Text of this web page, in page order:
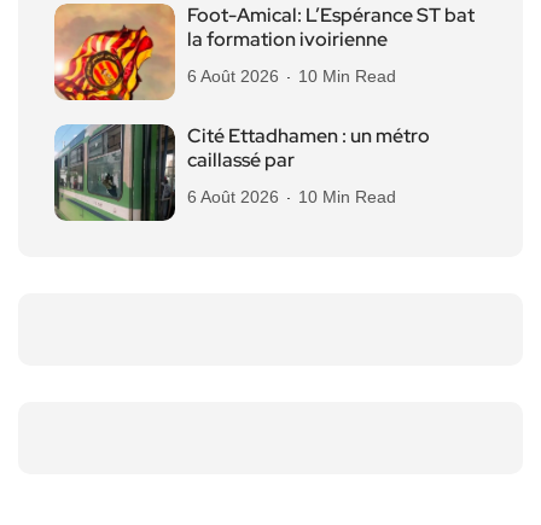
Foot-Amical: L’Espérance ST bat
la formation ivoirienne
6 Août 2026 10 Min Read
Cité Ettadhamen : un métro
caillassé par
6 Août 2026 10 Min Read